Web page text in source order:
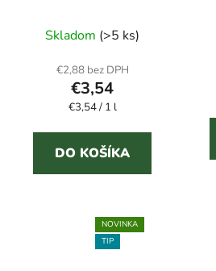
Skladom (>5 ks)
€2,88 bez DPH
€3,54
Jednotková
€3,54 / 1 l
DO KOŠÍKA
NOVINKA
TIP